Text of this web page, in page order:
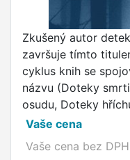
Zkušený autor
završuje tímto
cyklus knih se
názvu (Doteky
osudu, Doteky
Vaše cena
Vaše cena bez DPH